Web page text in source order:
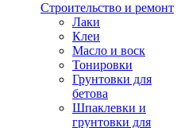
Строительство и ремонт
Лаки
Клеи
Масло и воск
Тонировки
Грунтовки для
бетова
Шпаклевки и
грунтовки для